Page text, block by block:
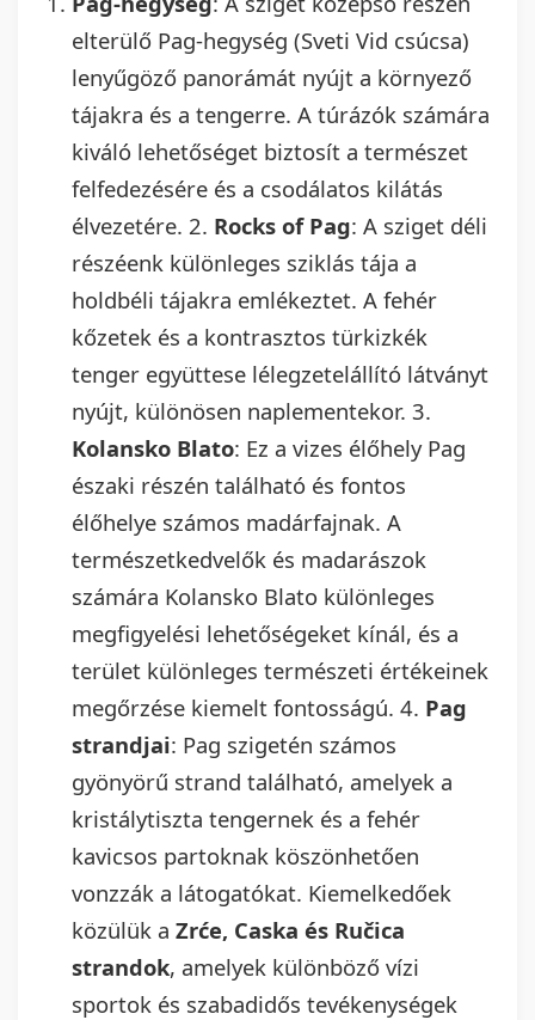
elterülő Pag-hegység (Sveti Vid csúcsa)
lenyűgöző panorámát nyújt a környező
tájakra és a tengerre. A túrázók számára
kiváló lehetőséget biztosít a természet
felfedezésére és a csodálatos kilátás
élvezetére. 2. Rocks of Pag: A sziget déli
részéenk különleges sziklás tája a
holdbéli tájakra emlékeztet. A fehér
kőzetek és a kontrasztos türkizkék
tenger együttese lélegzetelállító látványt
nyújt, különösen naplementekor. 3.
Kolansko Blato: Ez a vizes élőhely Pag
északi részén található és fontos
élőhelye számos madárfajnak. A
természetkedvelők és madarászok
számára Kolansko Blato különleges
megfigyelési lehetőségeket kínál, és a
terület különleges természeti értékeinek
megőrzése kiemelt fontosságú. 4. Pag
strandjai: Pag szigetén számos
gyönyörű strand található, amelyek a
kristálytiszta tengernek és a fehér
kavicsos partoknak köszönhetően
vonzzák a látogatókat. Kiemelkedőek
közülük a Zrće, Caska és Ručica
strandok, amelyek különböző vízi
sportok és szabadidős tevékenységek